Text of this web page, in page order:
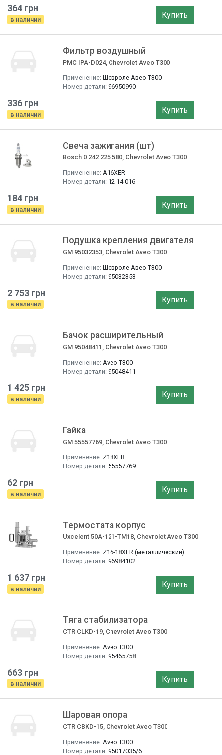
364 грн
в наличии Купить
Фильтр воздушный
PMC IPA-D024, Chevrolet Aveo T300
Применение: Шевроле Авео T300
Номер детали: 96950990
336 грн
в наличии Купить
Свеча зажигания (шт)
Bosch 0 242 225 580, Chevrolet Aveo T300
Применение: A16XER
Номер детали: 12 14 016
184 грн
в наличии Купить
Подушка крепления двигателя
GM 95032353, Chevrolet Aveo T300
Применение: Шевроле Авео T300
Номер детали: 95032353
2 753 грн
в наличии Купить
Бачок расширительный
GM 95048411, Chevrolet Aveo T300
Применение: Aveo T300
Номер детали: 95048411
1 425 грн
в наличии Купить
Гайка
GM 55557769, Chevrolet Aveo T300
Применение: Z18XER
Номер детали: 55557769
62 грн
в наличии Купить
Термостата корпус
Uxcelent 50A-121-TM18, Chevrolet Aveo T300
Применение: Z16-18XER (металлический)
Номер детали: 96984102
1 637 грн
в наличии Купить
Тяга стабилизатора
CTR CLKD-19, Chevrolet Aveo T300
Применение: Aveo T300
Номер детали: 95465758
663 грн
в наличии Купить
Шаровая опора
CTR CBKD-15, Chevrolet Aveo T300
Применение: Aveo T300
Номер детали: 95017035/6